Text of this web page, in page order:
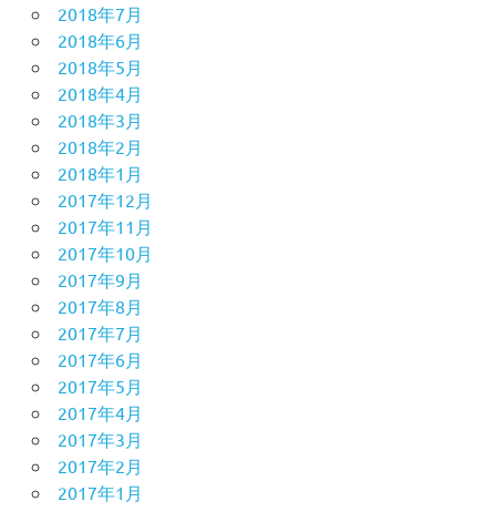
2018年7月
2018年6月
2018年5月
2018年4月
2018年3月
2018年2月
2018年1月
2017年12月
2017年11月
2017年10月
2017年9月
2017年8月
2017年7月
2017年6月
2017年5月
2017年4月
2017年3月
2017年2月
2017年1月